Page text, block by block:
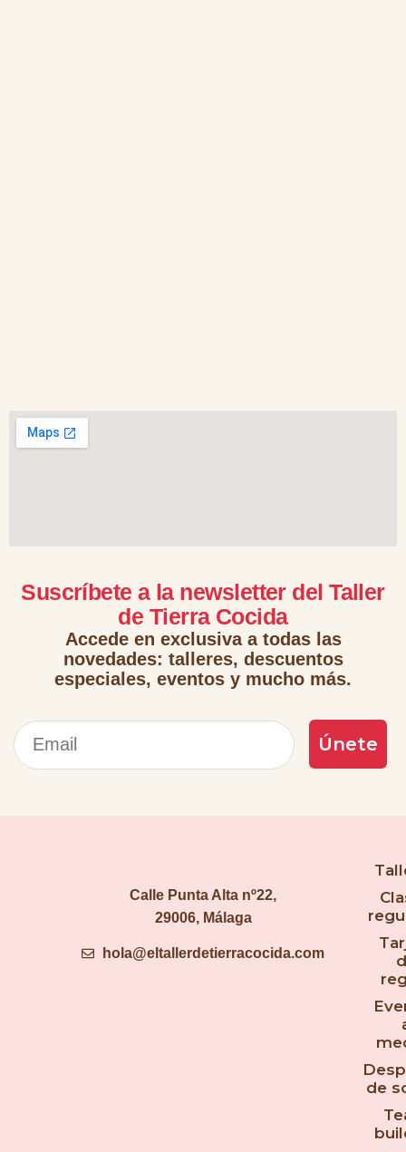
Suscríbete a la newsletter del Taller
de Tierra Cocida
Accede en exclusiva a todas las
novedades: talleres, descuentos
especiales, eventos y mucho más.
Correo electrónico
Únete
Calle Punta Alta nº22,
29006, Málaga
hola@eltallerdetierracocida.com
de